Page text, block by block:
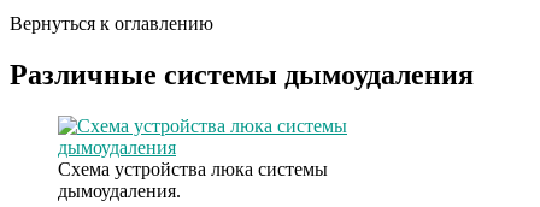
Вернуться к оглавлению
Различные системы дымоудаления
Схема устройства люка системы
дымоудаления.